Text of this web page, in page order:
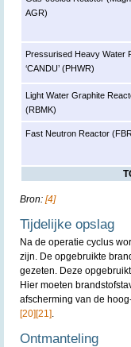
AGR)
Pressurised Heavy Water
‘CANDU’ (PHWR)
Light Water Graphite
(RBMK)
Fast Neutron Reactor
Bron: [4]
Tijdelijke opslag
Na de operatie cyclus
zijn. De opgebruikte
gezeten. Deze
Hier moeten
afscherming van de
[20][21].
Ontmanteling